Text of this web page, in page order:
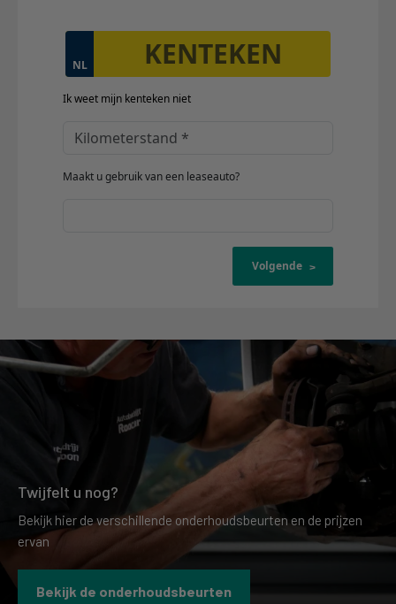
Twijfelt u nog?
Bekijk hier de verschillende onderhoudsbeurten en de prijzen
ervan
Bekijk de onderhoudsbeurten